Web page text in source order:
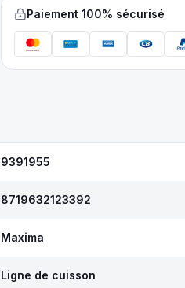
Paiement 100% sécurisé
9391955
8719632123392
Maxima
Ligne de cuisson